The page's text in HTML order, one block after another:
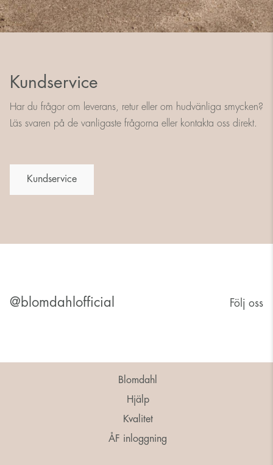
Kundservice
Har du frågor om leverans, retur eller om hudvänliga smycken?
Läs svaren på de vanligaste frågorna eller kontakta oss direkt.
Kundservice
@blomdahlofficial Följ oss
Blomdahl
Hjälp
Kvalitet
ÅF inloggning